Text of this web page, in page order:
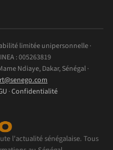
limitée unipersonnelle ·
: 005263819
Ndiaye, Dakar, Sénégal ·
·Confidentialité
l'actualité sénégalaise. Tous